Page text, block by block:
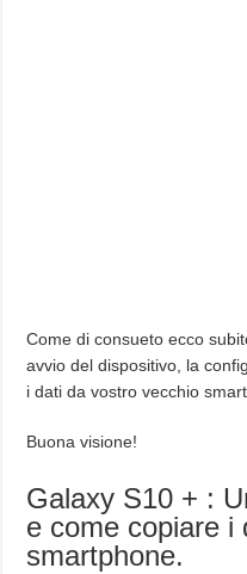
Come di consueto ecco
avvio del dispositivo, la
i dati da vostro vecchio
Buona visione!
Galaxy S10 + :
e come copiare i
smartphone.